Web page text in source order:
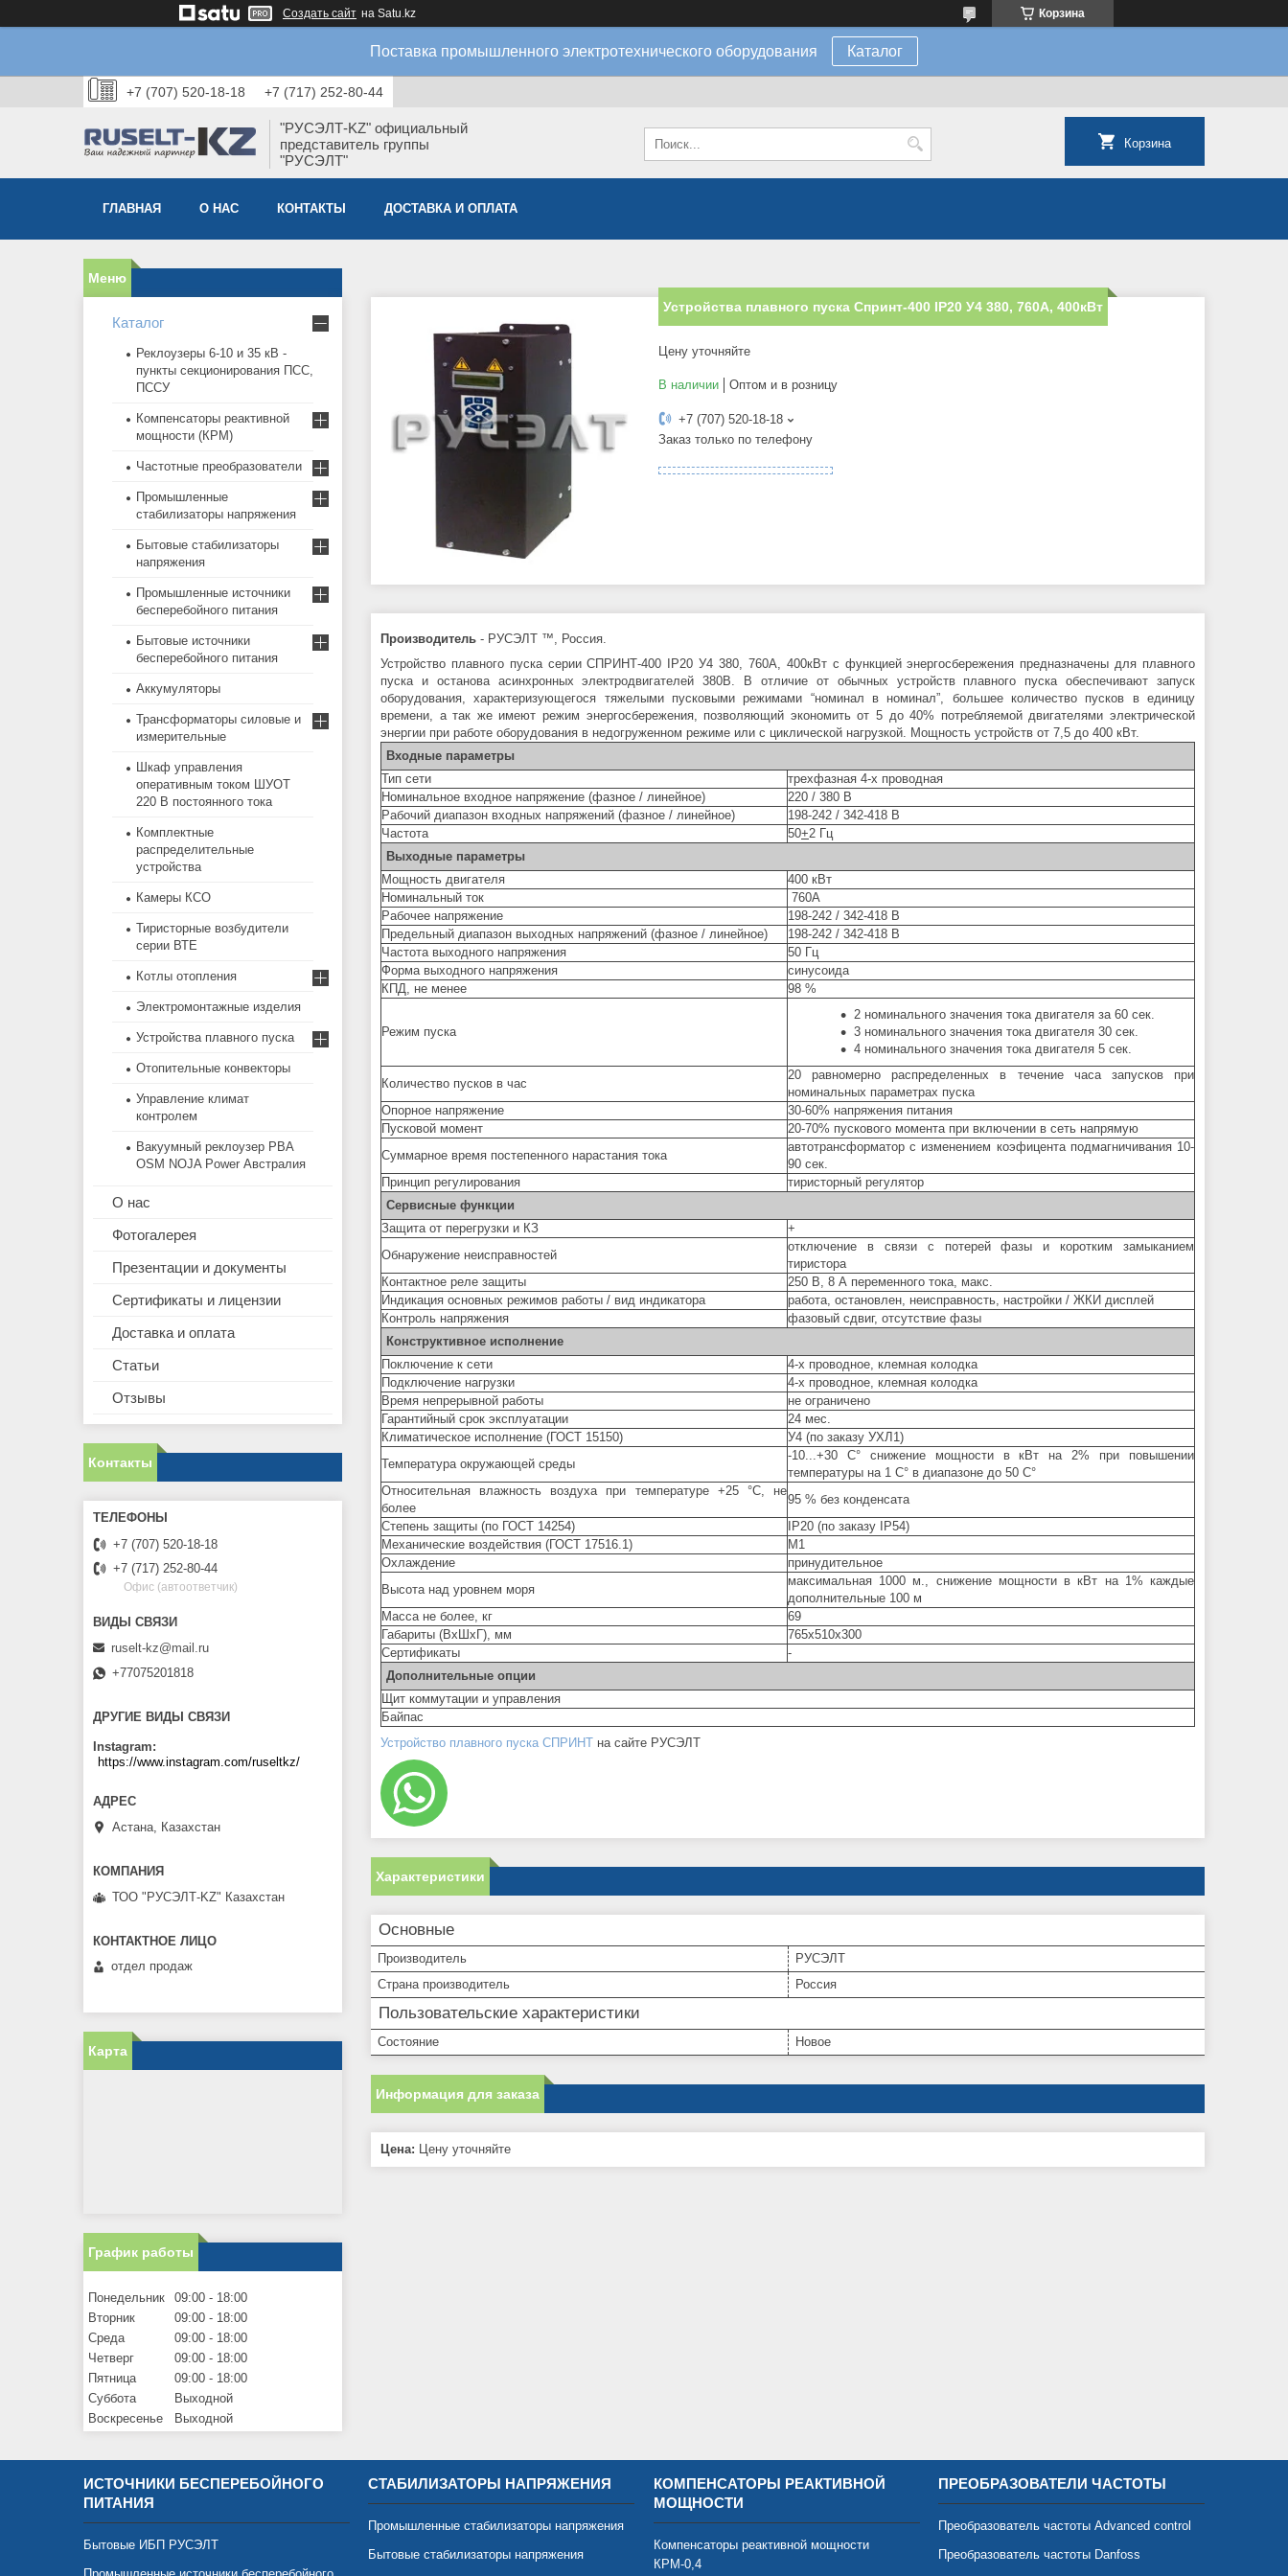
Создать сайт на Satu.kz Корзина
Поставка промышленного электротехнического оборудования Каталог
+7 (707) 520-18-18 +7 (717) 252-80-44
"РУСЭЛТ-KZ" официальный
представитель группы
"РУСЭЛТ"
Корзина
ГЛАВНАЯ О НАС КОНТАКТЫ ДОСТАВКА И ОПЛАТА
Устройства плавного пуска Спринт-400 IP20 У4 380, 760А, 400кВт
Цену уточняйте
В наличии Оптом и в розницу
+7 (707) 520-18-18
Заказ только по телефону
Производитель - РУСЭЛТ ™, Россия.
Устройство плавного пуска серии СПРИНТ-400 IP20 У4 380, 760А, 400кВт с функцией энергосбережения предназначены для плавного
пуска и останова асинхронных электродвигателей 380В. В отличие от обычных устройств плавного пуска обеспечивают запуск
оборудования, характеризующегося тяжелыми пусковыми режимами “номинал в номинал”, большее количество пусков в единицу
времени, а так же имеют режим энергосбережения, позволяющий экономить от 5 до 40% потребляемой двигателями электрической
энергии при работе оборудования в недогруженном режиме или с циклической нагрузкой. Мощность устройств от 7,5 до 400 кВт.
Входные параметры
Тип сети
трехфазная 4-х проводная
Номинальное входное напряжение (фазное / линейное)
220 / 380 В
Рабочий диапазон входных напряжений (фазное / линейное)
198-242 / 342-418 В
Частота
50+2 Гц
Выходные параметры
Мощность двигателя
400 кВт
Номинальный ток
760А
Рабочее напряжение
198-242 / 342-418 В
Предельный диапазон выходных напряжений (фазное / линейное)
198-242 / 342-418 В
Частота выходного напряжения
50 Гц
Форма выходного напряжения
синусоида
КПД, не менее
98 %
Режим пуска
2 номинального значения тока двигателя за 60 сек.
3 номинального значения тока двигателя 30 сек.
4 номинального значения тока двигателя 5 сек.
Количество пусков в час
20 равномерно распределенных в течение часа запусков при
номинальных параметрах пуска
Опорное напряжение
30-60% напряжения питания
Пусковой момент
20-70% пускового момента при включении в сеть напрямую
Суммарное время постепенного нарастания тока
автотрансформатор с изменением коэфицента подмагничивания 10-
90 сек.
Принцип регулирования
тиристорный регулятор
Сервисные функции
Защита от перегрузки и КЗ
+
Обнаружение неисправностей
отключение в связи с потерей фазы и коротким замыканием
тиристора
Контактное реле защиты
250 В, 8 А переменного тока, макс.
Индикация основных режимов работы / вид индикатора
работа, остановлен, неисправность, настройки / ЖКИ дисплей
Контроль напряжения
фазовый сдвиг, отсутствие фазы
Конструктивное исполнение
Поключение к сети
4-х проводное, клемная колодка
Подключение нагрузки
4-х проводное, клемная колодка
Время непрерывной работы
не ограничено
Гарантийный срок эксплуатации
24 мес.
Климатическое исполнение (ГОСТ 15150)
У4 (по заказу УХЛ1)
Температура окружающей среды
-10...+30 С° снижение мощности в кВт на 2% при повышении
температуры на 1 С° в диапазоне до 50 С°
Относительная влажность воздуха при температуре +25 °С, не
более
95 % без конденсата
Степень защиты (по ГОСТ 14254)
IP20 (по заказу IP54)
Механические воздействия (ГОСТ 17516.1)
М1
Охлаждение
принудительное
Высота над уровнем моря
максимальная 1000 м., снижение мощности в кВт на 1% каждые
дополнительные 100 м
Масса не более, кг
69
Габариты (ВхШхГ), мм
765х510х300
Сертификаты
-
Дополнительные опции
Щит коммутации и управления
Байпас
Устройство плавного пуска СПРИНТ на сайте РУСЭЛТ
Характеристики
Основные
Производитель
РУСЭЛТ
Страна производитель
Россия
Пользовательские характеристики
Состояние Новое
Информация для заказа
Цена: Цену уточняйте
Каталог
Реклоузеры 6-10 и 35 кВ -
пункты секционирования ПСС,
ПССУ
Компенсаторы реактивной
мощности (КРМ)
Частотные преобразователи
Промышленные
стабилизаторы напряжения
Бытовые стабилизаторы
напряжения
Промышленные источники
бесперебойного питания
Бытовые источники
бесперебойного питания
Аккумуляторы
Трансформаторы силовые и
измерительные
Шкаф управления
оперативным током ШУОТ
220 В постоянного тока
Комплектные
распределительные
устройства
Камеры КСО
Тиристорные возбудители
серии ВТЕ
Котлы отопления
Электромонтажные изделия
Устройства плавного пуска
Отопительные конвекторы
Управление климат
контролем
Вакуумный реклоузер РВА
OSM NOJA Power Австралия
О нас
Фотогалерея
Презентации и документы
Сертификаты и лицензии
Доставка и оплата
Статьи
Отзывы
Контакты
+7 (707) 520-18-18
+7 (717) 252-80-44
Офис (автоответчик)
ruselt-kz@mail.ru
+77075201818
ДРУГИЕ ВИДЫ СВЯЗИ
Instagram
https://www.instagram.com/ruseltkz/
Астана, Казахстан
ТОО "РУСЭЛТ-KZ" Казахстан
отдел продаж
Карта
График работы
Понедельник 09:00
18:00
Вторник
09:00
18:00
Среда
09:00
18:00
Четверг
09:00
18:00
Пятница
09:00
18:00
Суббота
Выходной
Воскресенье
Выходной
ИСТОЧНИКИ БЕСПЕРЕБОЙНОГО
ПИТАНИЯ
Бытовые ИБП РУСЭЛТ
СТАБИЛИЗАТОРЫ НАПРЯЖЕНИЯ
Промышленные стабилизаторы напряжения
Бытовые стабилизаторы напряжения
КОМПЕНСАТОРЫ РЕАКТИВНОЙ
МОЩНОСТИ
Компенсаторы реактивной мощности
КРМ-0,4
ПРЕОБРАЗОВАТЕЛИ ЧАСТОТЫ
Преобразователь частоты Advanced control
Преобразователь частоты Danfoss